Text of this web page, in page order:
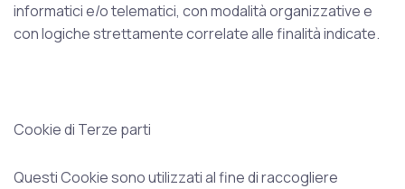
informatici e/o telematici, con modalità organizzative e
con logiche strettamente correlate alle finalità indicate.
Cookie di Terze parti
Questi Cookie sono utilizzati al fine di raccogliere